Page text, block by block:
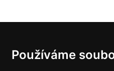
Používáme